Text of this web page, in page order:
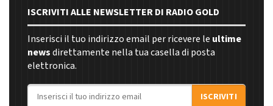
ISCRIVITI ALLE NEWSLETTER DI RADIO GOLD
Inserisci il tuo indirizzo email per ricevere le ultime
newsdirettamente nella tua casella di posta
elettronica.
Indirizzo email
ISCRIVITI